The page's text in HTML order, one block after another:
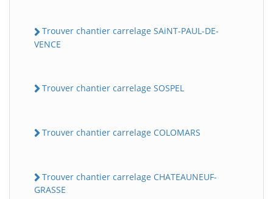
Trouver chantier carrelage SAiNT-PAUL-DE-
VENCE
Trouver chantier carrelage SOSPEL
Trouver chantier carrelage COLOMARS
Trouver chantier carrelage CHATEAUNEUF-
GRASSE